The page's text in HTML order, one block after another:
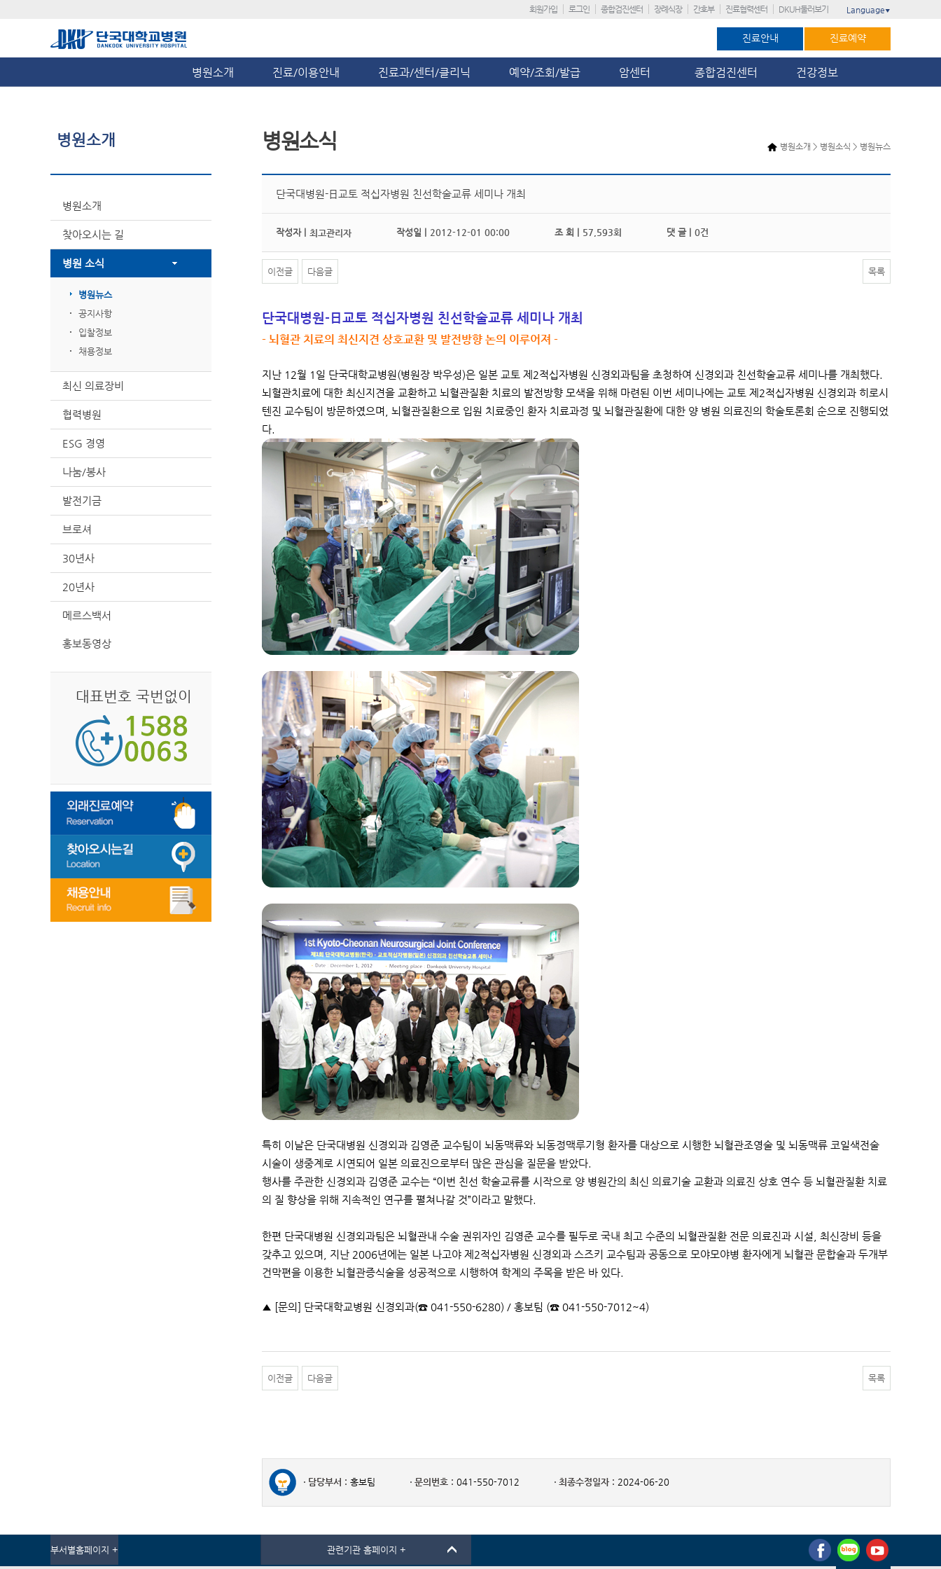
회원가입 로그인 종합검진센터 장례식장 간호부 진료협력센터 DKUH둘러보기 Language ▼
진료안내 진료예약
병원소개 진료/이용안내 진료과/센터/클리닉 예약/조회/발급 암센터 종합검진센터 건강정보
병원소개
병원소개
찾아오시는 길
병원 소식
병원뉴스
공지사항
입찰정보
채용정보
최신 의료장비
협력병원
ESG 경영
나눔/봉사
발전기금
브로셔
30년사
20년사
메르스백서
홍보동영상
대표번호 국번없이
병원소개 > 병원소식 > 병원뉴스
병원소식
단국대병원-日교토 적십자병원 친선학술교류 세미나 개최
작성자 | 최고관리자 작성일 | 2012-12-01 00:00 조 회 | 57,593회 댓 글 | 0건
이전글 다음글 목록
단국대병원-日교토 적십자병원 친선학술교류 세미나 개최
- 뇌혈관 치료의 최신지견 상호교환 및 발전방향 논의 이루어져 -
지난 12월 1일 단국대학교병원(병원장 박우성)은 일본 교토 제2적십자병원 신경외과팀을 초청하여 신경외과 친선학술교류 세미나를 개최했다.
뇌혈관치료에 대한 최신지견을 교환하고 뇌혈관질환 치료의 발전방향 모색을 위해 마련된 이번 세미나에는 교토 제2적십자병원 신경외과 히로시
텐진 교수팀이 방문하였으며, 뇌혈관질환으로 입원 치료중인 환자 치료과정 및 뇌혈관질환에 대한 양 병원 의료진의 학술토론회 순으로 진행되었
다.
특히 이날은 단국대병원 신경외과 김영준 교수팀이 뇌동맥류와 뇌동정맥루기형 환자를 대상으로 시행한 뇌혈관조영술 및 뇌동맥류 코일색전술
시술이 생중계로 시연되어 일본 의료진으로부터 많은 관심을 질문을 받았다.
행사를 주관한 신경외과 김영준 교수는 “이번 친선 학술교류를 시작으로 양 병원간의 최신 의료기술 교환과 의료진 상호 연수 등 뇌혈관질환 치료
의 질 향상을 위해 지속적인 연구를 펼쳐나갈 것”이라고 말했다.
한편 단국대병원 신경외과팀은 뇌혈관내 수술 권위자인 김영준 교수를 필두로 국내 최고 수준의 뇌혈관질환 전문 의료진과 시설, 최신장비 등을
갖추고 있으며, 지난 2006년에는 일본 나고야 제2적십자병원 신경외과 스즈키 교수팀과 공동으로 모야모야병 환자에게 뇌혈관 문합술과 두개부
건막편을 이용한 뇌혈관증식술을 성공적으로 시행하여 학계의 주목을 받은 바 있다.
▲ [문의] 단국대학교병원 신경외과(☎ 041-550-6280) / 홍보팀 (☎ 041-550-7012~4)
이전글 다음글 목록
담당부서 : 홍보팀 문의번호 : 041-550-7012 최종수정일자 : 2024-06-20
부서별홈페이지 + 관련기관 홈페이지 +